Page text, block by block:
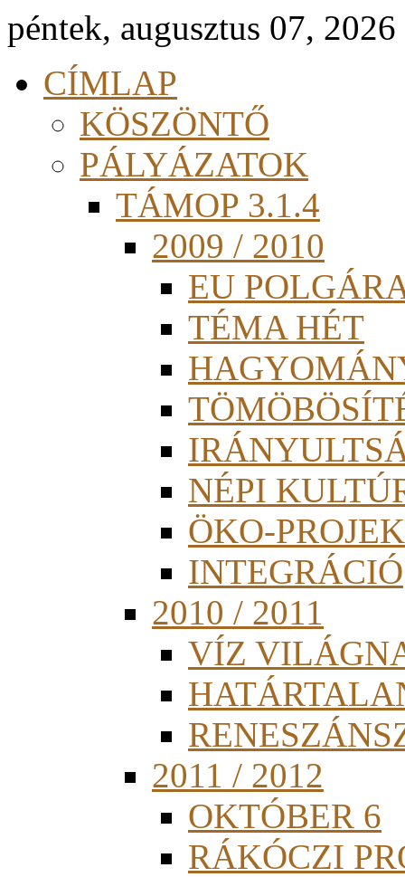
péntek, augusztus 07, 2026
CÍMLAP
KÖSZÖNTŐ
PÁLYÁZATOK
TÁMOP 3.1.4
2009 / 2010
EU
TÉMA HÉT
NÉPI
ÖKO-
INTEGRÁCIÓ
2010 / 2011
VÍZ
2011 / 2012
OKTÓBER 6
RÁKÓCZI